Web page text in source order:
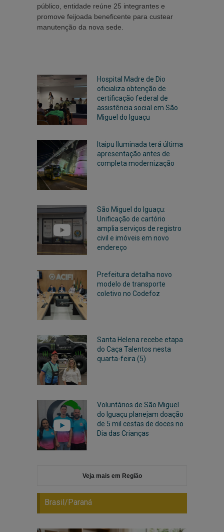
público, entidade reúne 25 integrantes e
promove feijoada beneficente para custear
manutenção da nova sede.
Hospital Madre de Dio
oficializa obtenção de
certificação federal de
assistência social em São
Miguel do Iguaçu
Itaipu Iluminada terá última
apresentação antes de
completa modernização
São Miguel do Iguaçu:
Unificação de cartório
amplia serviços de registro
civil e imóveis em novo
endereço
Prefeitura detalha novo
modelo de transporte
coletivo no Codefoz
Santa Helena recebe etapa
do Caça Talentos nesta
quarta-feira (5)
Voluntários de São Miguel
do Iguaçu planejam doação
de 5 mil cestas de doces no
Dia das Crianças
Veja mais em Região
Brasil/Paraná